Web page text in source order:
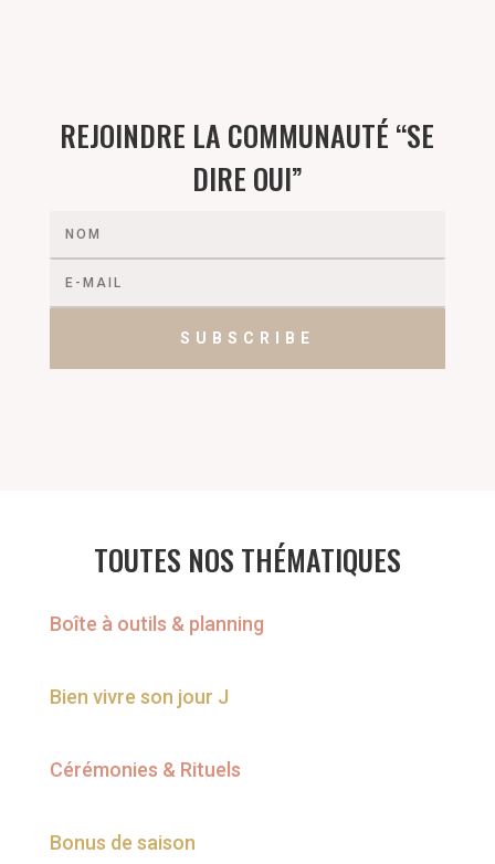
REJOINDRE LA COMMUNAUTÉ “SE
DIRE OUI”
SUBSCRIBE
TOUTES NOS THÉMATIQUES
Boîte à outils & planning
Bien vivre son jour J
Cérémonies & Rituels
Bonus de saison